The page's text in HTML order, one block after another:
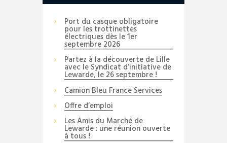
Port du casque obligatoire
pour les trottinettes
électriques dès le 1er
septembre 2026
Partez à la découverte de Lille
avec le Syndicat d’initiative de
Lewarde, le 26 septembre !
Camion Bleu France Services
Offre d’emploi
Les Amis du Marché de
Lewarde : une réunion ouverte
à tous !